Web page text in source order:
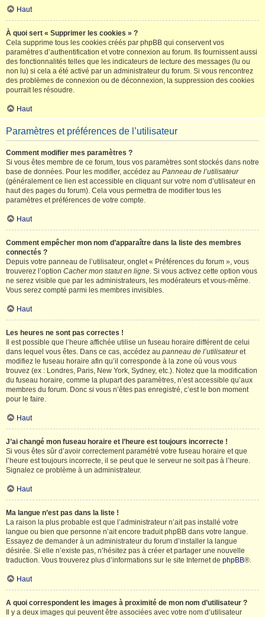
Haut
À quoi sert « Supprimer les cookies » ?
Cela supprime tous les cookies créés par phpBB qui conservent vos
paramètres d’authentification et votre connexion au forum. Ils fournissent aussi
des fonctionnalités telles que les indicateurs de lecture des messages (lu ou
non lu) si cela a été activé par un administrateur du forum. Si vous rencontrez
des problèmes de connexion ou de déconnexion, la suppression des cookies
pourrait les résoudre.
Haut
Paramètres et préférences de l’utilisateur
Comment modifier mes paramètres ?
Si vous êtes membre de ce forum, tous vos paramètres sont stockés dans notre
base de données. Pour les modifier, accédez au Panneau de l’utilisateur
(généralement ce lien est accessible en cliquant sur votre nom d’utilisateur en
haut des pages du forum). Cela vous permettra de modifier tous les
paramètres et préférences de votre compte.
Haut
Comment empêcher mon nom d’apparaître dans la liste des membres
connectés ?
Depuis votre panneau de l’utilisateur, onglet « Préférences du forum », vous
trouverez l’option Cacher mon statut en ligne. Si vous activez cette option vous
ne serez visible que par les administrateurs, les modérateurs et vous-même.
Vous serez compté parmi les membres invisibles.
Haut
Les heures ne sont pas correctes !
Il est possible que l’heure affichée utilise un fuseau horaire différent de celui
dans lequel vous êtes. Dans ce cas, accédez au panneau de l’utilisateuret
modifiez le fuseau horaire afin qu’il corresponde à la zone où vous vous
trouvez (ex : Londres, Paris, New York, Sydney, etc.). Notez que la modification
du fuseau horaire, comme la plupart des paramètres, n’est accessible qu’aux
membres du forum. Donc si vous n’êtes pas enregistré, c’est le bon moment
pour le faire.
Haut
J’ai changé mon fuseau horaire et l’heure est toujours incorrecte !
Si vous êtes sûr d’avoir correctement paramétré votre fuseau horaire et que
l’heure est toujours incorrecte, il se peut que le serveur ne soit pas à l’heure.
Signalez ce problème à un administrateur.
Haut
Ma langue n’est pas dans la liste !
La raison la plus probable est que l’administrateur n’ait pas installé votre
langue ou bien que personne n’ait encore traduit phpBB dans votre langue.
Essayez de demander à un administrateur du forum d’installer la langue
désirée. Si elle n’existe pas, n’hésitez pas à créer et partager une nouvelle
traduction. Vous trouverez plus d’informations sur le site Internet de phpBB®.
Haut
A quoi correspondent les images à proximité de mon nom d’utilisateur ?
Il y a deux images qui peuvent être associées avec votre nom d’utilisateur